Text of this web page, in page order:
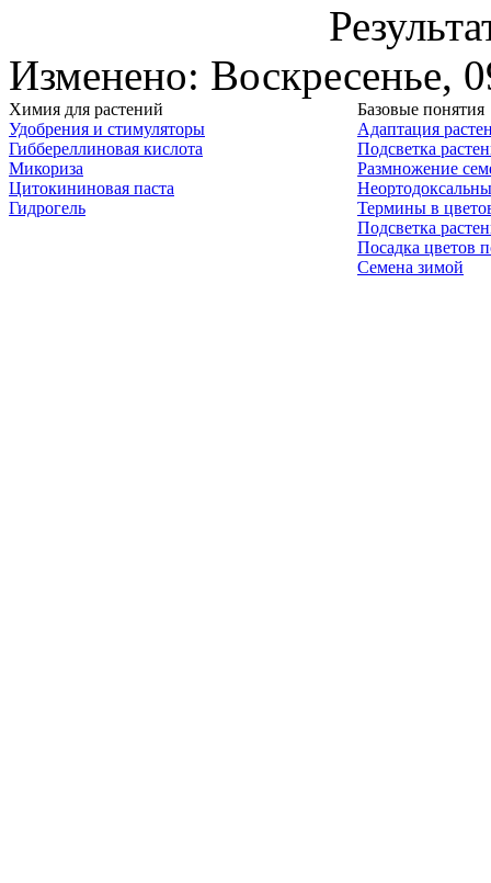
Изменено: Воскресенье,
Химия для растений
Удобрения и стимуляторы
Гиббереллиновая кислота
Микориза
Цитокининовая паста
Гидрогель
Базовые понятия
Адаптация
Подсветка
Размножение
Термины в
Подсветка
Посадка цветов
Семена зимой